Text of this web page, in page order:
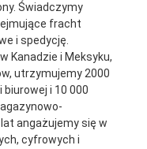
Świadczymy
fracht
i spedycję.
Kanadzie i Meksyku,
utrzymujemy 2000
i 10 000
angażujemy się w
cyfrowych i